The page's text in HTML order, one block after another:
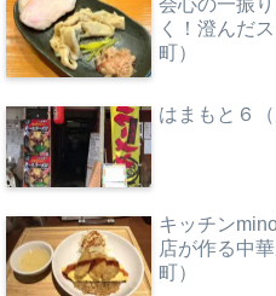
会心の一振
く！澄んだ
町）
はまもと６
キッチン
店が作る中
町）